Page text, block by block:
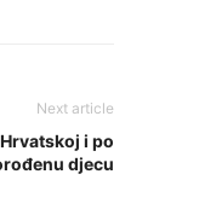
Next article
i po
djecu